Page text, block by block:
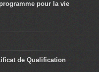
pour la vie
de Qualification